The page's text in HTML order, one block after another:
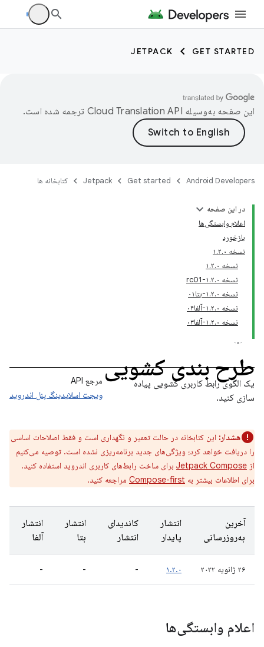
GET STARTED
JETPACK
این صفحه به‌وسیله ترجمه شده است.
Android Developers
Get started
Jetpack کتابخانه ها
در این صفحه
اعلام وابستگی‌ها
بازخورد
نسخه ۱.۲.۰
نسخه ۱.۲.۰
نسخه ۱.۲.۰-rc01
نسخه ۱.۲.۰-بتا۰۱
نسخه ۱.۲.۰-آلفا۰۴
نسخه ۱.۲.۰-آلفا۰۳
طرح بندی کشوییمرجع API
ویجت اسلایدینگ پنل اندروید
یک الگوی رابط کاربری کشویی پیاده
سازی کنید.
هشدار: این کتابخانه در حالت تعمیر و نگهداری است و فقط اصلاحات اساسی
را دریافت خواهد کرد؛ ویژگی‌های جدید برنامه‌ریزی نشده است. توصیه می‌کنیم
از Jetpack Compose برای ساخت رابط‌های کاربری اندروید استفاده کنید.
برای اطلاعات بیشتر به Compose-first مراجعه کنید.
آخرین
به‌روزرسانی
انتشار
پایدار
کاندیدای
انتشار
انتشار
بتا
انتشار
آلفا
۲۶ ژانویه ۲۰۲۲ ۱.۲.۰ -
-
-
اعلام وابستگی‌ها